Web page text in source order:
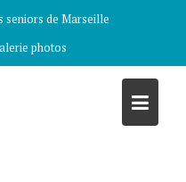
seniors de Marseille
photos